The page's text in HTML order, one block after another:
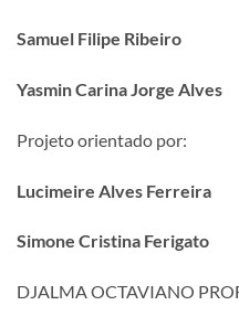
Samuel Filipe Ribeiro
Yasmin Carina Jorge Alves
Projeto orientado por:
Lucimeire Alves Ferreira
Simone Cristina Ferigato
DJALMA OCTAVIANO